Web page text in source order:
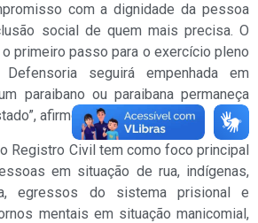
com a dignidade da pessoa
social de quem mais precisa. O
primeiro passo para o exercício pleno
seguirá empenhada em
paraibano ou paraibana permaneça
afirmou.
Registro Civil tem como foco principal
em situação de rua, indígenas,
egressos do sistema prisional e
mentais em situação manicomial,